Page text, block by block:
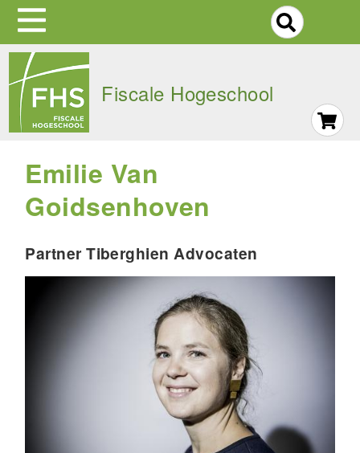
Skip
main
navigation
Fiscale Hogeschool
Emilie Van
Goidsenhoven
Partner Tiberghien Advocaten